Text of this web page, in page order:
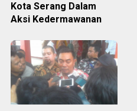
Kota Serang Dalam
Aksi Kedermawanan